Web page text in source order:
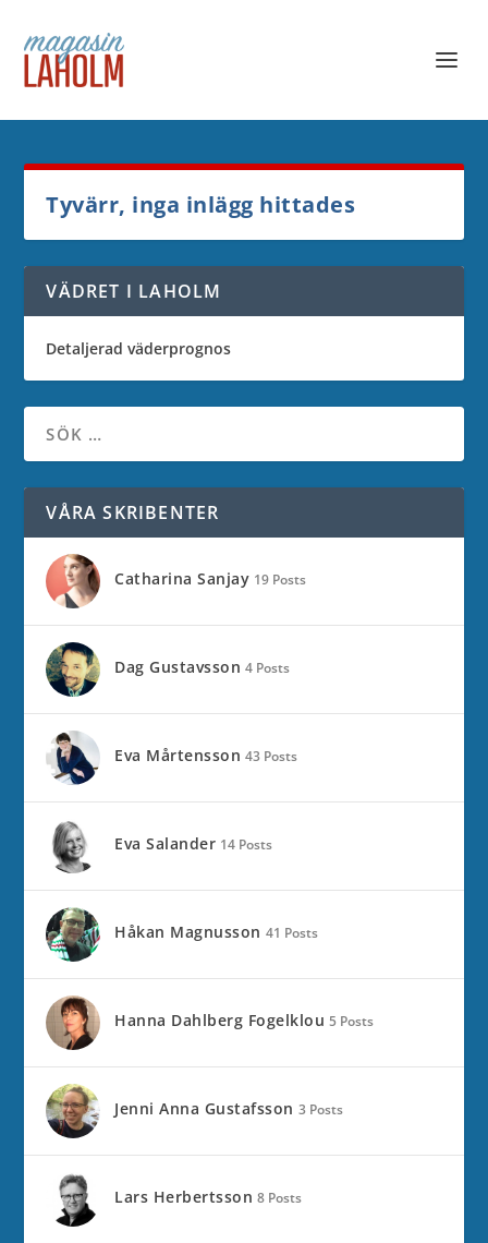
Tyvärr, inga inlägg hittades
VÄDRET I LAHOLM
Detaljerad väderprognos
VÅRA SKRIBENTER
Catharina Sanjay 19 Posts
Dag Gustavsson 4 Posts
Eva Mårtensson 43 Posts
Eva Salander 14 Posts
Håkan Magnusson 41 Posts
Hanna Dahlberg Fogelklou 5 Posts
Jenni Anna Gustafsson 3 Posts
Lars Herbertsson 8 Posts